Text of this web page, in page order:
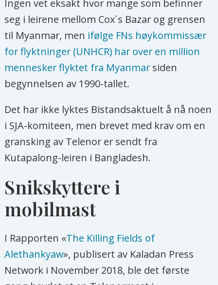
hendelsen ved telemasten til å si at
Telenor ikke burde vært tilstede i
Rakhine-staten, og at selskapet derfor
har brutt OECDs retningslinjer.
- Innbyggerne i Alethankyaw fikk høre at
annet ved at et norsk selskap skulle sørge
for mobildekning. De så anleggsarbeidere
ankomme og at et mobiltårn ble reist.
Men en dag satt det plutselig soldater
oppe i tårnet og skjøt mot dem. Hva
forteller brevet om situasjonen for
hundretusener som nå bor i
- Ja, de ble forespeilet utvikling, og fikk
kuler i stedet. Rohingyaene mangler
Ingen vet eksakt hvor mange som befinner
seg i leirene mellom Cox´s Bazar og grensen
til Myanmar, men ifølge FNs høykommissær
for flyktninger (UNHCR) har over en million
mennesker flyktet fra Myanmarsiden
begynnelsen av 1990-tallet.
Det har ikke lyktes Bistandsaktuelt å nå noen
i SJA-komiteen, men brevet med krav om en
gransking av Telenor er sendt fra
Kutapalong-leiren i Bangladesh.
Snikskyttere i
mobilmast
I Rapporten «The Killing Fields of
Alethankyaw», publisert av Kaladan Press
Network i November 2018, ble det første